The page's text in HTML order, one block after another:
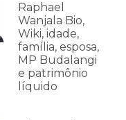
Raphael
Wanjala Bio,
Wiki, idade,
família, esposa,
MP Budalangi
e patrimônio
líquido